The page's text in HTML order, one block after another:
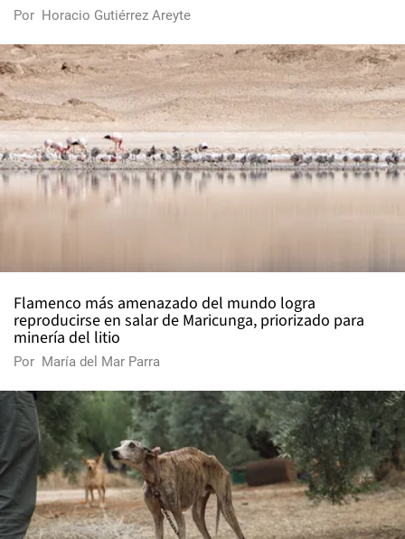
Por Horacio Gutiérrez Areyte
Flamenco más amenazado del mundo logra
reproducirse en salar de Maricunga, priorizado para
minería del litio
Por María del Mar Parra